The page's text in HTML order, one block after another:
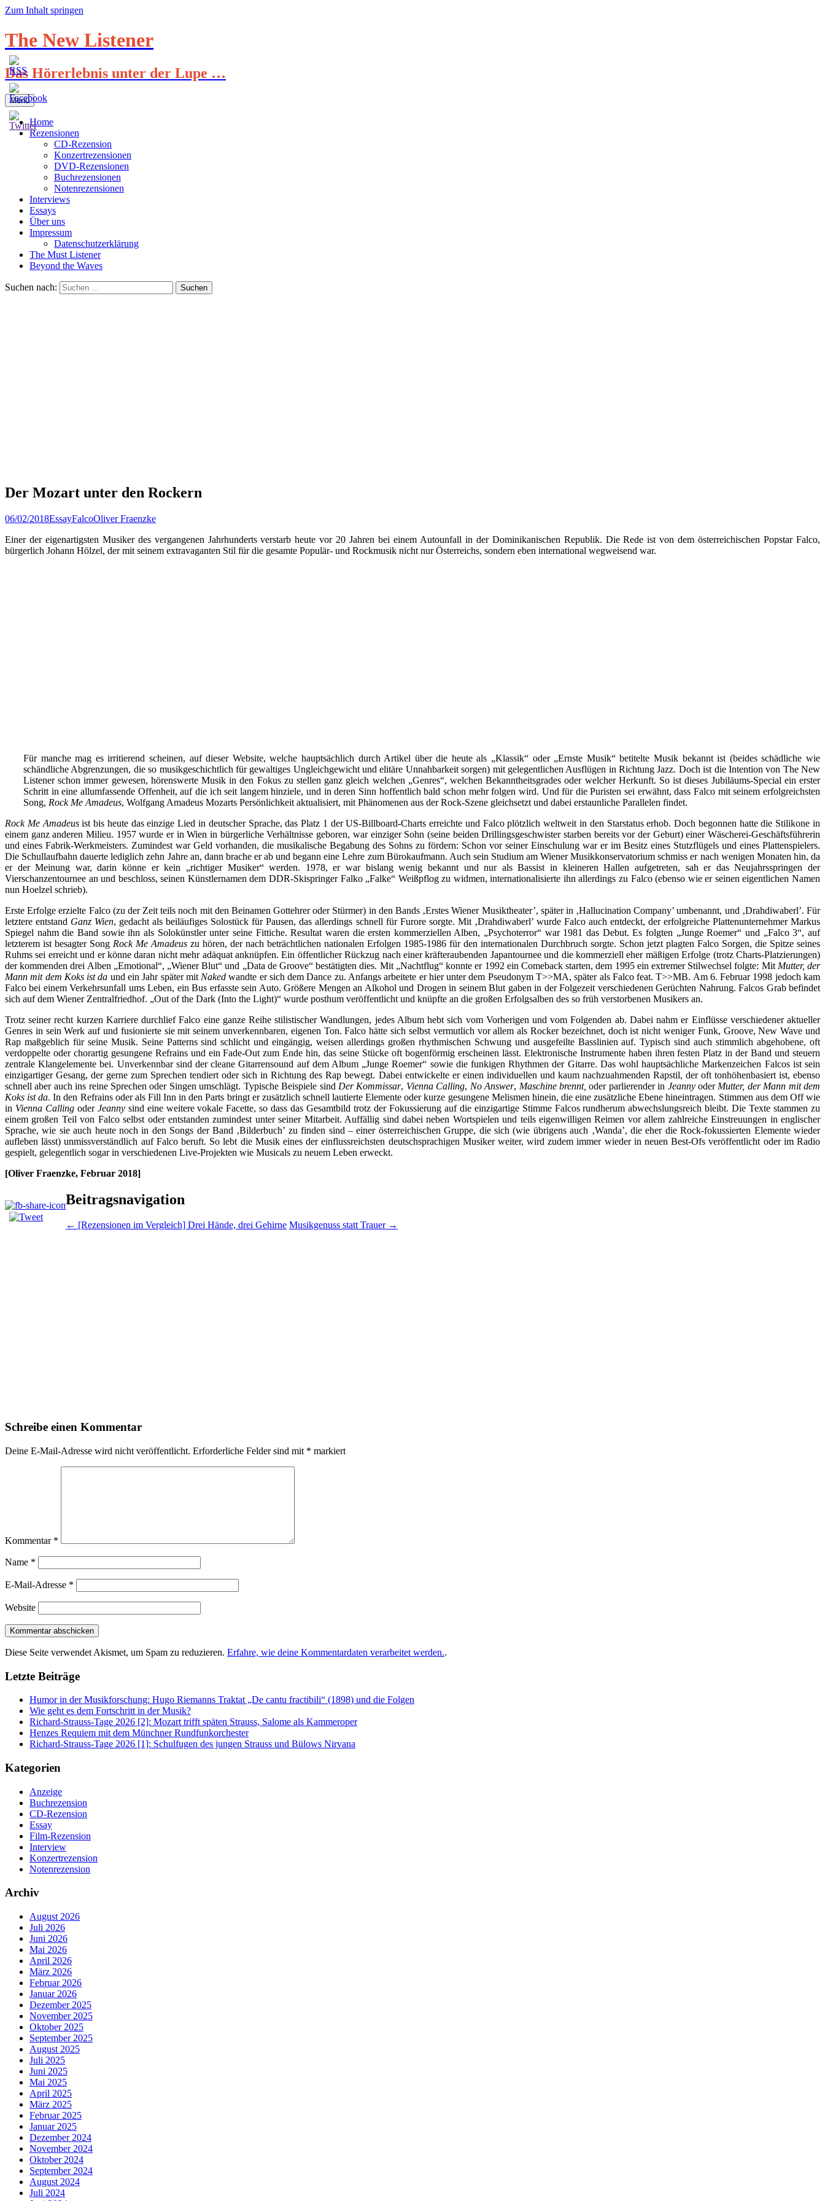
Zum Inhalt springen
The New Listener
Das Hörerlebnis unter der Lupe …
Menü
Home
Rezensionen
CD-Rezension
Konzertrezensionen
DVD-Rezensionen
Buchrezensionen
Notenrezensionen
Interviews
Essays
Über uns
Impressum
Datenschutzerklärung
The Must Listener
Beyond the Waves
Suchen nach:
Der Mozart unter den Rockern
06/02/2018EssayFalcoOliver Fraenzke
Einer der eigenartigsten Musiker des vergangenen Jahrhunderts verstarb heute vor 20 Jahren bei einem Autounfall in der Dominikanischen Republik. Die Rede ist von dem österreichischen Popstar Falco,
bürgerlich Johann Hölzel, der mit seinem extravaganten Stil für die gesamte Populär- und Rockmusik nicht nur Österreichs, sondern eben international wegweisend war.
Für manche mag es irritierend scheinen, auf dieser Website, welche hauptsächlich durch Artikel über die heute als „Klassik“ oder „Ernste Musik“ betitelte Musik bekannt ist (beides schädliche wie
schändliche Abgrenzungen, die so musikgeschichtlich für gewaltiges Ungleichgewicht und elitäre Unnahbarkeit sorgen) mit gelegentlichen Ausflügen in Richtung Jazz. Doch ist die Intention von The New
Listener schon immer gewesen, hörenswerte Musik in den Fokus zu stellen ganz gleich welchen „Genres“, welchen Bekanntheitsgrades oder welcher Herkunft. So ist dieses Jubiläums-Special ein erster
Schritt in eine allumfassende Offenheit, auf die ich seit langem hinziele, und in deren Sinn hoffentlich bald schon mehr folgen wird. Und für die Puristen sei erwähnt, dass Falco mit seinem erfolgreichsten
Song, Rock Me Amadeus, Wolfgang Amadeus Mozarts Persönlichkeit aktualisiert, mit Phänomenen aus der Rock-Szene gleichsetzt und dabei erstaunliche Parallelen findet.
Rock Me Amadeusist bis heute das einzige Lied in deutscher Sprache, das Platz 1 der US-Billboard-Charts erreichte und Falco plötzlich weltweit in den Starstatus erhob. Doch begonnen hatte die Stilikone in
einem ganz anderen Milieu. 1957 wurde er in Wien in bürgerliche Verhältnisse geboren, war einziger Sohn (seine beiden Drillingsgeschwister starben bereits vor der Geburt) einer Wäscherei-Geschäftsführerin
und eines Fabrik-Werkmeisters. Zumindest war Geld vorhanden, die musikalische Begabung des Sohns zu fördern: Schon vor seiner Einschulung war er im Besitz eines Stutzflügels und eines Plattenspielers.
Die Schullaufbahn dauerte lediglich zehn Jahre an, dann brache er ab und begann eine Lehre zum Bürokaufmann. Auch sein Studium am Wiener Musikkonservatorium schmiss er nach wenigen Monaten hin, da
er der Meinung war, darin könne er kein „richtiger Musiker“ werden. 1978, er war bislang wenig bekannt und nur als Bassist in kleineren Hallen aufgetreten, sah er das Neujahrsspringen der
Vierschanzentournee an und beschloss, seinen Künstlernamen dem DDR-Skispringer Falko „Falke“ Weißpflog zu widmen, internationalisierte ihn allerdings zu Falco (ebenso wie er seinen eigentlichen Namen
nun Hoelzel schrieb).
Erste Erfolge erzielte Falco (zu der Zeit teils noch mit den Beinamen Gottehrer oder Stürmer) in den Bands ‚Erstes Wiener Musiktheater’, später in ‚Hallucination Company’ umbenannt, und ‚Drahdiwaberl’. Für
letztere entstand Ganz Wien, gedacht als beiläufiges Solostück für Pausen, das allerdings schnell für Furore sorgte. Mit ‚Drahdiwaberl’ wurde Falco auch entdeckt, der erfolgreiche Plattenunternehmer Markus
Spiegel nahm die Band sowie ihn als Solokünstler unter seine Fittiche. Resultat waren die ersten kommerziellen Alben, „Psychoterror“ war 1981 das Debut. Es folgten „Junge Roemer“ und „Falco 3“, auf
letzterem ist besagter Song Rock Me Amadeus zu hören, der nach beträchtlichen nationalen Erfolgen 1985-1986 für den internationalen Durchbruch sorgte. Schon jetzt plagten Falco Sorgen, die Spitze seines
Ruhms sei erreicht und er könne daran nicht mehr adäquat anknüpfen. Ein öffentlicher Rückzug nach einer kräfteraubenden Japantournee und die kommerziell eher mäßigen Erfolge (trotz Charts-Platzierungen)
der kommenden drei Alben „Emotional“, „Wiener Blut“ und „Data de Groove“ bestätigten dies. Mit „Nachtflug“ konnte er 1992 ein Comeback starten, dem 1995 ein extremer Stilwechsel folgte: Mit Mutter, der
Mann mit dem Koks ist da und ein Jahr später mit Naked wandte er sich dem Dance zu. Anfangs arbeitete er hier unter dem Pseudonym T>>MA, später als Falco feat. T>>MB. Am 6. Februar 1998 jedoch kam
Falco bei einem Verkehrsunfall ums Leben, ein Bus erfasste sein Auto. Größere Mengen an Alkohol und Drogen in seinem Blut gaben in der Folgezeit verschiedenen Gerüchten Nahrung. Falcos Grab befindet
sich auf dem Wiener Zentralfriedhof. „Out of the Dark (Into the Light)“ wurde posthum veröffentlicht und knüpfte an die großen Erfolgsalben des so früh verstorbenen Musikers an.
Trotz seiner recht kurzen Karriere durchlief Falco eine ganze Reihe stilistischer Wandlungen, jedes Album hebt sich vom Vorherigen und vom Folgenden ab. Dabei nahm er Einflüsse verschiedener aktueller
Genres in sein Werk auf und fusionierte sie mit seinem unverkennbaren, eigenen Ton. Falco hätte sich selbst vermutlich vor allem als Rocker bezeichnet, doch ist nicht weniger Funk, Groove, New Wave und
Rap maßgeblich für seine Musik. Seine Patterns sind schlicht und eingängig, weisen allerdings großen rhythmischen Schwung und ausgefeilte Basslinien auf. Typisch sind auch stimmlich abgehobene, oft
verdoppelte oder chorartig gesungene Refrains und ein Fade-Out zum Ende hin, das seine Stücke oft bogenförmig erscheinen lässt. Elektronische Instrumente haben ihren festen Platz in der Band und steuern
zentrale Klangelemente bei. Unverkennbar sind der cleane Gitarrensound auf dem Album „Junge Roemer“ sowie die funkigen Rhythmen der Gitarre. Das wohl hauptsächliche Markenzeichen Falcos ist sein
einzigartiger Gesang, der gerne zum Sprechen tendiert oder sich in Richtung des Rap bewegt. Dabei entwickelte er einen individuellen und kaum nachzuahmenden Rapstil, der oft tonhöhenbasiert ist, ebenso
schnell aber auch ins reine Sprechen oder Singen umschlägt. Typische Beispiele sind Der Kommissar, Vienna Calling, No Answer, Maschine brennt, oder parlierender in Jeannyoder Mutter, der Mann mit dem
Koks ist da. In den Refrains oder als Fill Inn in den Parts bringt er zusätzlich schnell lautierte Elemente oder kurze gesungene Melismen hinein, die eine zusätzliche Ebene hineintragen. Stimmen aus dem Off wie
in Vienna Callingoder Jeannysind eine weitere vokale Facette, so dass das Gesamtbild trotz der Fokussierung auf die einzigartige Stimme Falcos rundherum abwechslungsreich bleibt. Die Texte stammen zu
einem großen Teil von Falco selbst oder entstanden zumindest unter seiner Mitarbeit. Auffällig sind dabei neben Wortspielen und teils eigenwilligen Reimen vor allem zahlreiche Einstreuungen in englischer
Sprache, wie sie auch heute noch in den Songs der Band ‚Bilderbuch’ zu finden sind – einer österreichischen Gruppe, die sich (wie übrigens auch ‚Wanda’, die eher die Rock-fokussierten Elemente wieder
aufleben lässt) unmissverständlich auf Falco beruft. So lebt die Musik eines der einflussreichsten deutschsprachigen Musiker weiter, wird zudem immer wieder in neuen Best-Ofs veröffentlicht oder im Radio
gespielt, gelegentlich sogar in verschiedenen Live-Projekten wie Musicals zu neuem Leben erweckt.
[Oliver Fraenzke, Februar 2018]
Beitragsnavigation
← [Rezensionen im Vergleich] Drei Hände, drei Gehirne Musikgenuss statt Trauer →
Schreibe einen Kommentar
Deine E-Mail-Adresse wird nicht veröffentlicht. Erforderliche Felder sind mit * markiert
Kommentar *
Name *
E-Mail-Adresse *
Website
Diese Seite verwendet Akismet, um Spam zu reduzieren. Erfahre, wie deine Kommentardaten verarbeitet werden..
Letzte Beiträge
Humor in der Musikforschung: Hugo Riemanns Traktat „De cantu fractibili“ (1898) und die Folgen
Wie geht es dem Fortschritt in der Musik?
Richard-Strauss-Tage 2026 [2]: Mozart trifft späten Strauss, Salome als Kammeroper
Henzes Requiem mit dem Münchner Rundfunkorchester
Richard-Strauss-Tage 2026 [1]: Schulfugen des jungen Strauss und Bülows Nirvana
Kategorien
Anzeige
Buchrezension
CD-Rezension
Essay
Film-Rezension
Interview
Konzertrezension
Notenrezension
Archiv
August 2026
Juli 2026
Juni 2026
Mai 2026
April 2026
März 2026
Februar 2026
Januar 2026
Dezember 2025
November 2025
Oktober 2025
September 2025
August 2025
Juli 2025
Juni 2025
Mai 2025
April 2025
März 2025
Februar 2025
Januar 2025
Dezember 2024
November 2024
Oktober 2024
September 2024
August 2024
Juli 2024